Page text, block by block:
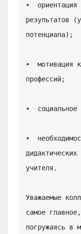
•  ориентация
результатов
потенциала);
•  мотивация
профессий;
•
•
учителя.
Уважаемые
самое
погружаясь в